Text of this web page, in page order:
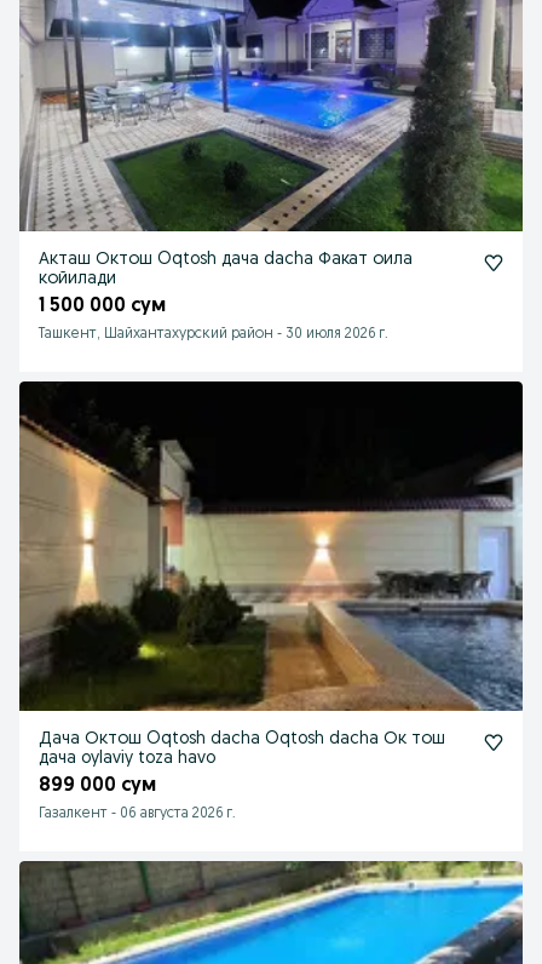
Акташ Октош Oqtosh дача dacha Факат оила
койилади
1 500 000 сум
Ташкент, Шайхантахурский район - 30 июля 2026 г.
Дача Октош Oqtosh dacha Oqtosh dacha Ок тош
дача oylaviy toza havo
899 000 сум
Газалкент - 06 августа 2026 г.